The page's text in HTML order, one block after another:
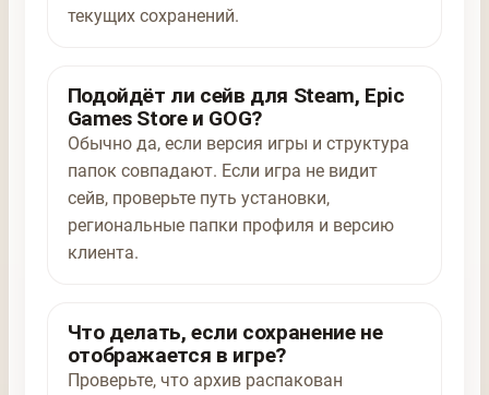
текущих сохранений.
Подойдёт ли сейв для Steam, Epic
Games Store и GOG?
Обычно да, если версия игры и структура
папок совпадают. Если игра не видит
сейв, проверьте путь установки,
региональные папки профиля и версию
клиента.
Что делать, если сохранение не
отображается в игре?
Проверьте, что архив распакован